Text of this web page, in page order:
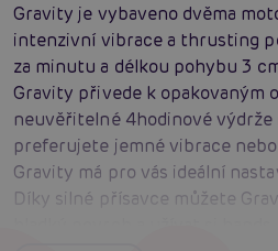
Gravity je vybaveno dvěma
intenzivní vibrace a thrusting
za minutu a délkou pohybu 3
Gravity přivede k opakovaným
neuvěřitelné 4hodinové
preferujete jemné vibrace
Gravity má pro vás ideální
Díky silné přísavce můžete